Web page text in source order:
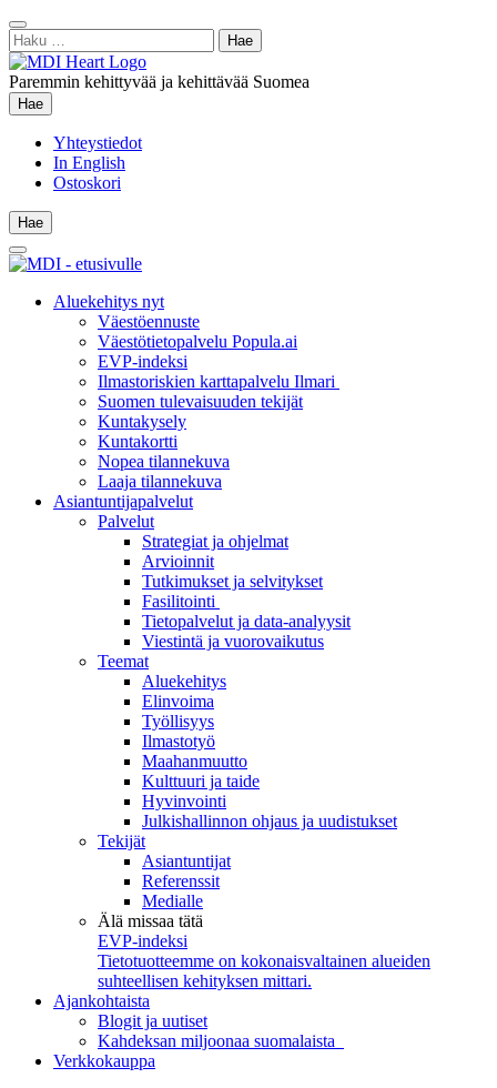
Siirry
sisältöön
Sulje
hae
Haku:
Paremmin kehittyvää ja kehittävää Suomea
Hae
Hae
Yhteystiedot
In English
Ostoskori
Hae
Hae
Main
Menu
Aluekehitys nyt
Väestöennuste
Väestötietopalvelu Popula.ai
EVP-indeksi
Ilmastoriskien karttapalvelu Ilmari
Suomen tulevaisuuden tekijät
Kuntakysely
Kuntakortti
Nopea tilannekuva
Laaja tilannekuva
Asiantuntijapalvelut
Palvelut
Strategiat ja ohjelmat
Arvioinnit
Tutkimukset ja selvitykset
Fasilitointi
Tietopalvelut ja data-analyysit
Viestintä ja vuorovaikutus
Teemat
Aluekehitys
Elinvoima
Työllisyys
Ilmastotyö
Maahanmuutto
Kulttuuri ja taide
Hyvinvointi
Julkishallinnon ohjaus ja uudistukset
Tekijät
Asiantuntijat
Referenssit
Medialle
Älä missaa tätä
EVP-indeksi
Tietotuotteemme on kokonaisvaltainen alueiden
suhteellisen kehityksen mittari.
Ajankohtaista
Blogit ja uutiset
Kahdeksan miljoonaa suomalaista
Verkkokauppa